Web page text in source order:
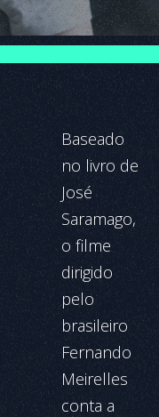
Baseado
no livro de
José
Saramago,
o filme
dirigido
pelo
brasileiro
Fernando
Meirelles
conta a